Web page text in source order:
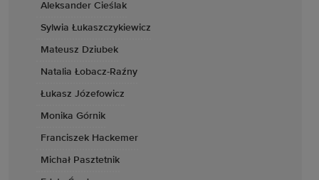
Aleksander Cieślak
Sylwia Łukaszczykiewicz
Mateusz Dziubek
Natalia Łobacz-Raźny
Łukasz Józefowicz
Monika Górnik
Franciszek Hackemer
Michał Pasztetnik